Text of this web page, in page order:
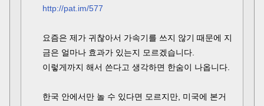
http://pat.im/577
요즘은 제가 귀찮아서 가속기를 쓰지 않기 때문에 지
금은 얼마나 효과가 있는지 모르겠습니다.
이렇게까지 해서 쓴다고 생각하면 한숨이 나옵니다.
한국 안에서만 놀 수 있다면 모르지만, 미국에 본거